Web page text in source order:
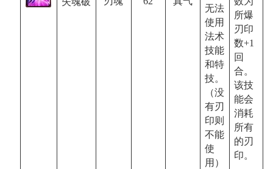
无法
使用
法术
技能
和特
技。
（没
有刃
印则
不能
使
用）
所爆
刃印
数+1
回
合。
该技
能会
消耗
所有
的刃
印。